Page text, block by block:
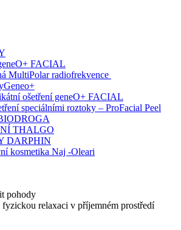
FACIAL
MultiPolar radiofrekvence
ošetření geneO+ FACIAL
speciálními roztoky – ProFacial Peel
THALGO
DARPHIN
kosmetika Naj -Oleari
pohody
relaxaci v příjemném prostředí